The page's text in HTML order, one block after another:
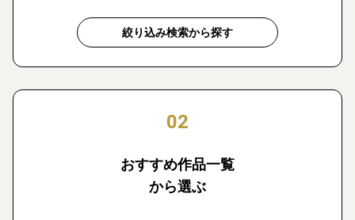
絞り込み検索から探す
02
おすすめ作品一覧
から選ぶ